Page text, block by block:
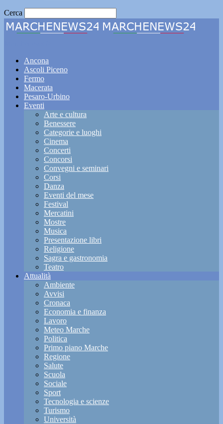
Cerca
Ancona
Ascoli Piceno
Fermo
Macerata
Pesaro-Urbino
Eventi
Arte e cultura
Benessere
Categorie e luoghi
Cinema
Concerti
Concorsi
Convegni e seminari
Corsi
Danza
Eventi del mese
Festival
Mercatini
Mostre
Musica
Presentazione libri
Religione
Sagra e gastronomia
Teatro
Attualità
Ambiente
Avvisi
Cronaca
Economia e finanza
Lavoro
Meteo Marche
Politica
Primo piano Marche
Regione
Salute
Scuola
Sociale
Sport
Tecnologia e scienze
Turismo
Università